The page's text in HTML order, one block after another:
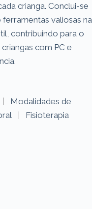
crianga. Conclui-se
ferramentas valiosas na
contribuindo para o
com PC e
|
Modalidades de
|
Fisioterapia